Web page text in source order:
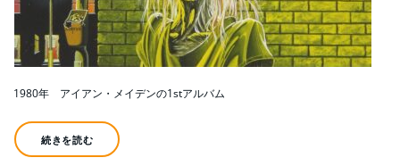
1980年 アイアン・メイデンの1stアルバム
続きを読む